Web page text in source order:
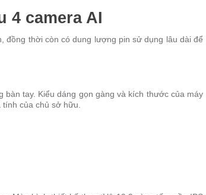
4 camera AI
đồng thời còn có dung lượng pin sử dụng lâu dài để
tay. Kiểu dáng gọn gàng và kích thước của máy
tính của chủ sở hữu.